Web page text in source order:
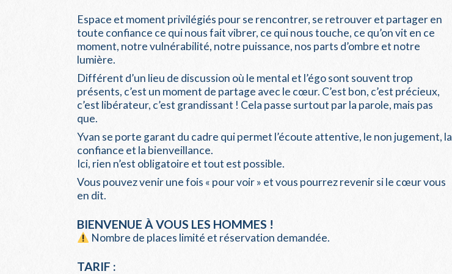
Espace et moment privilégiés pour se rencontrer, se retrouver et partager en
toute confiance ce qui nous fait vibrer, ce qui nous touche, ce qu’on vit en ce
moment, notre vulnérabilité, notre puissance, nos parts d’ombre et notre
lumière.
Différent d’un lieu de discussion où le mental et l’égo sont souvent trop
présents, c’est un moment de partage avec le cœur. C’est bon, c’est précieux,
c’est libérateur, c’est grandissant ! Cela passe surtout par la parole, mais pas
que.
Yvan se porte garant du cadre qui permet l’écoute attentive, le non jugement, la
confiance et la bienveillance.
Ici, rien n’est obligatoire et tout est possible.
Vous pouvez venir une fois « pour voir » et vous pourrez revenir si le cœur vous
en dit.
BIENVENUE À VOUS LES HOMMES !
Nombre de places limité et réservation demandée.
TARIF :